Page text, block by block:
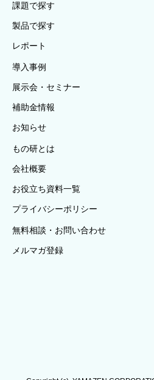
課題で探す
製品で探す
レポート
導入事例
展示会・セミナー
補助金情報
お知らせ
もの研とは
会社概要
お役立ち資料一覧
プライバシーポリシー
無料相談・お問い合わせ
メルマガ登録